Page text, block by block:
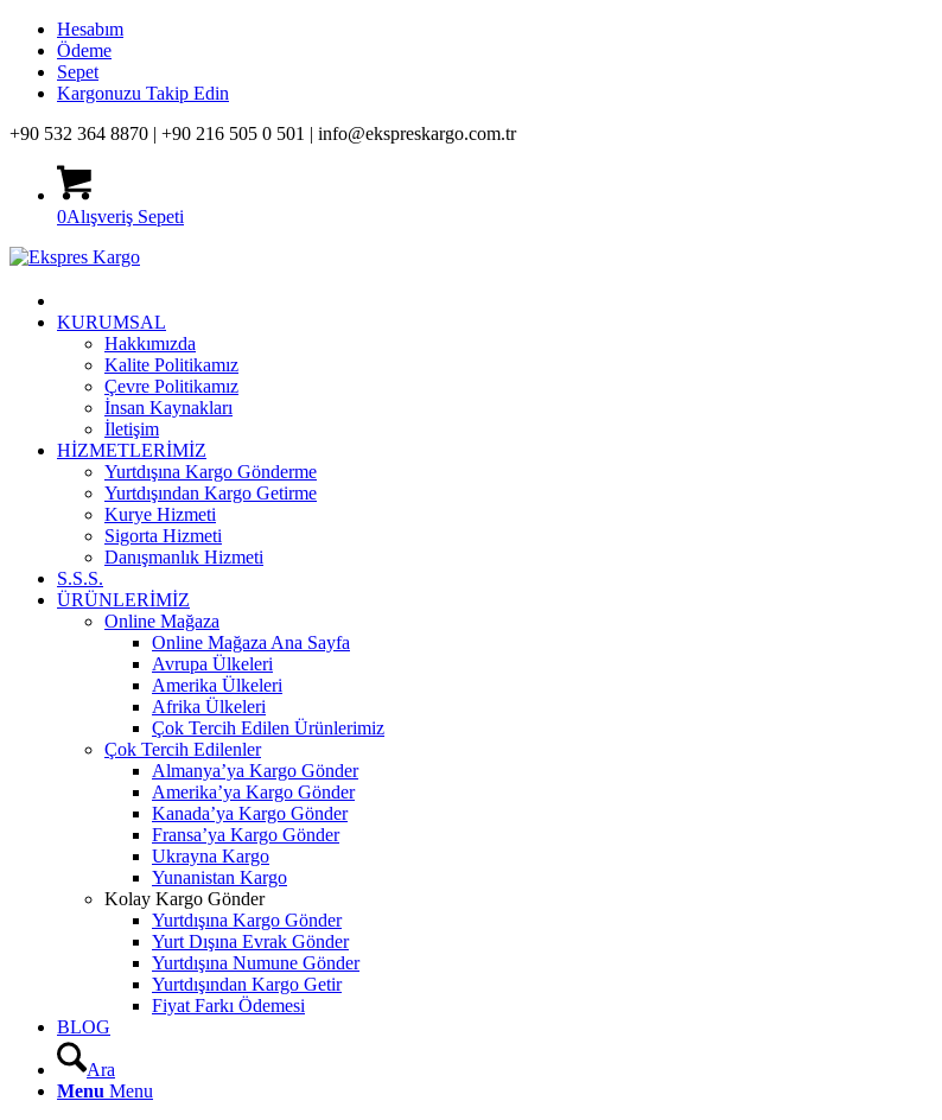
Hesabım
Ödeme
Sepet
Kargonuzu Takip Edin
+90 532 364 8870 | +90 216 505 0 501 | info@ekspreskargo.com.tr
0Alışveriş Sepeti
KURUMSAL
Hakkımızda
Kalite Politikamız
Çevre Politikamız
İnsan Kaynakları
İletişim
HİZMETLERİMİZ
Yurtdışına Kargo Gönderme
Yurtdışından Kargo Getirme
Kurye Hizmeti
Sigorta Hizmeti
Danışmanlık Hizmeti
S.S.S.
ÜRÜNLERİMİZ
Online Mağaza
Online Mağaza Ana Sayfa
Avrupa Ülkeleri
Amerika Ülkeleri
Afrika Ülkeleri
Çok Tercih Edilen Ürünlerimiz
Çok Tercih Edilenler
Almanya’ya Kargo Gönder
Amerika’ya Kargo Gönder
Kanada’ya Kargo Gönder
Fransa’ya Kargo Gönder
Ukrayna Kargo
Yunanistan Kargo
Kolay Kargo Gönder
Yurtdışına Kargo Gönder
Yurt Dışına Evrak Gönder
Yurtdışına Numune Gönder
Yurtdışından Kargo Getir
Fiyat Farkı Ödemesi
BLOG
Ara
Menu Menu